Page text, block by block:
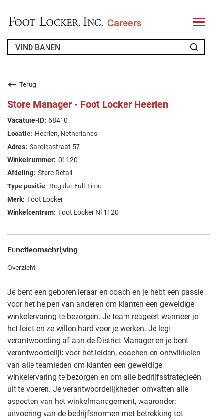
T
o
l
FAQ'S
JOBS ZOEKEN
Terug
Store Manager - Foot Locker Heerlen
68410
Heerlen, Netherlands
Saroleastraat 57
01120
Store Retail
Regular Full-Time
Foot Locker
Foot Locker Nl 1120
Functieomschrijving
Overzicht
Je bent een geboren leraar en coach en je hebt een passie
voor het helpen van anderen om klanten een geweldige
winkelervaring te bezorgen. Je team reageert wanneer je
het leidt en ze willen hard voor je werken. Je legt
verantwoording af aan de District Manager en je bent
verantwoordelijk voor het leiden, coachen en ontwikkelen
van alle teamleden om klanten een geweldige
winkelervaring te bezorgen en om alle bedrijfsstrategieën
uit te voeren. Je verantwoordelijkheden omvatten alle
aspecten van het winkelmanagement, waaronder:
uitvoering van de bedrijfsnormen met betrekking tot